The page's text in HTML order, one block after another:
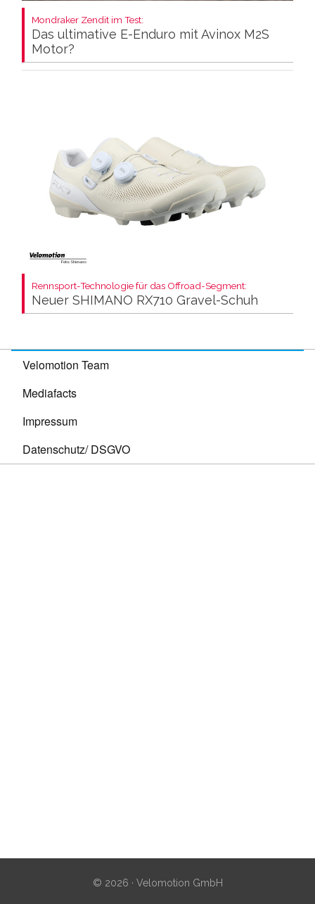
Mondraker Zendit im Test:
Das ultimative E-Enduro mit Avinox M2S
Motor?
Rennsport-Technologie für das Offroad-Segment:
Neuer SHIMANO RX710 Gravel-Schuh
Velomotion Team
Mediafacts
Impressum
Datenschutz/ DSGVO
© 2026 · Velomotion GmbH